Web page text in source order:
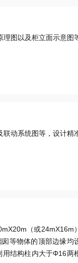
图以及柜立面示意图
动系统图等，设计精
（或24mX16m
等物体的顶部边缘均
结构柱内大于Φ16两